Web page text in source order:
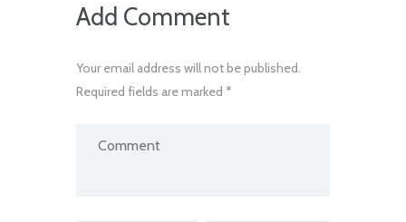
Add Comment
Your email address will not be published.
Required fields are marked *